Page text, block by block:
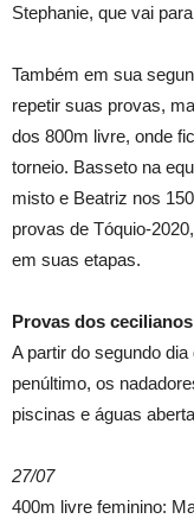
Stephanie, que vai
Também em sua
repetir suas provas,
dos 800m livre, onde
torneio. Basseto na
misto e Beatriz nos
provas de Tóquio-
em suas etapas.
Provas dos cecilianos
A partir do segundo
penúltimo, os
piscinas e águas
27/07
400m livre feminino: